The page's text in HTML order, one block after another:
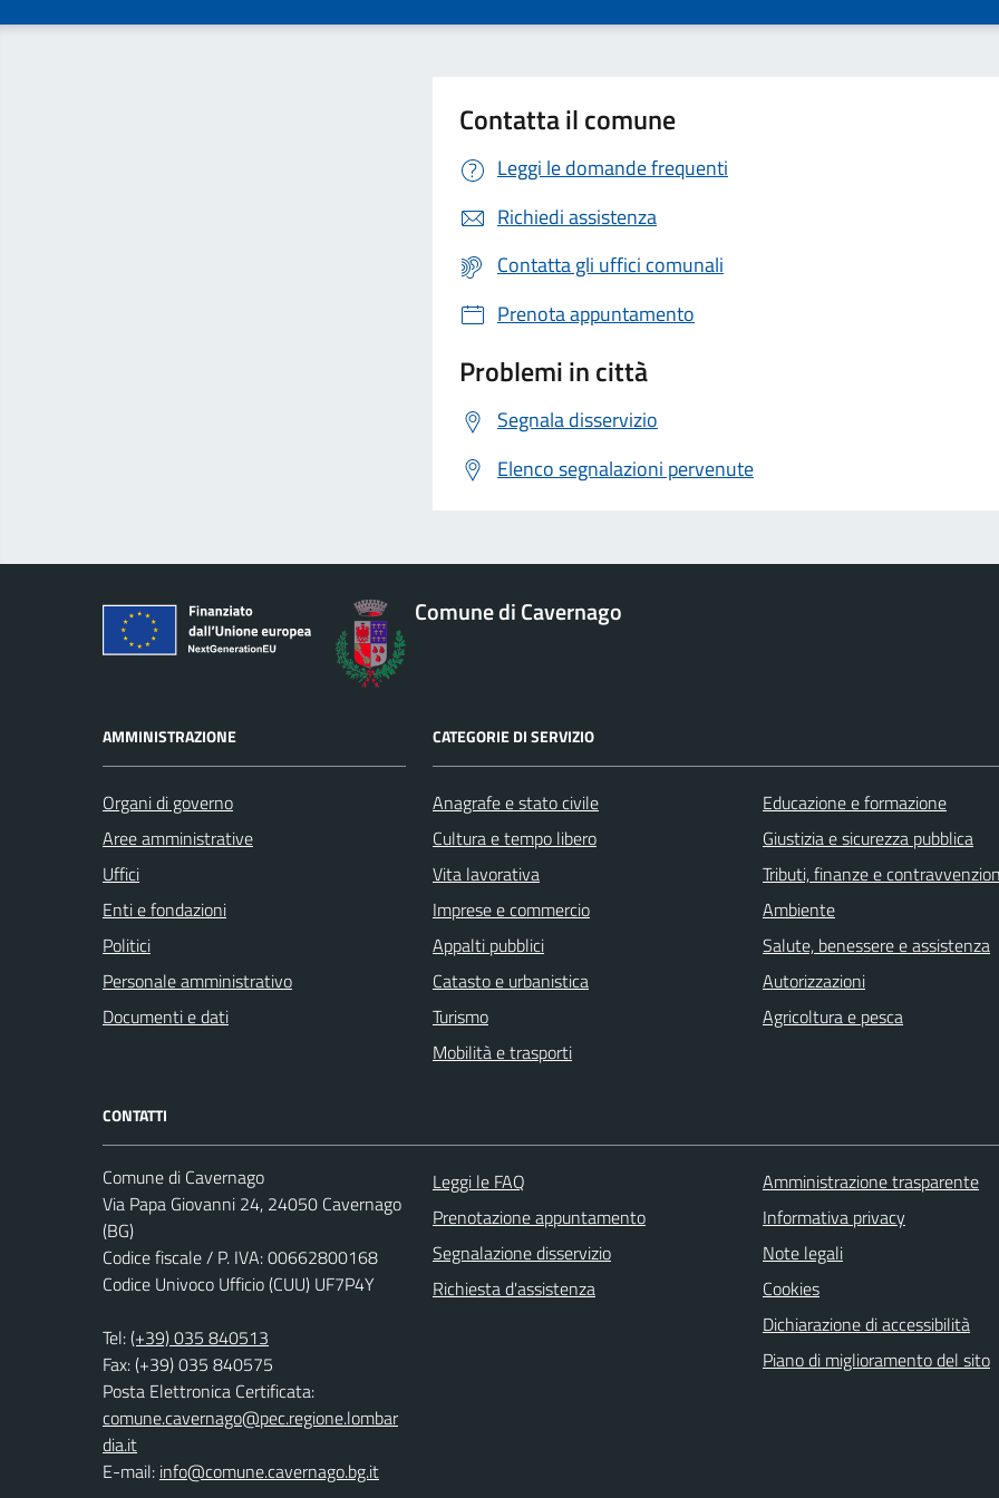
Contatta il comune
Leggi le domande frequenti
Richiedi assistenza
Contatta gli uffici comunali
Prenota appuntamento
Problemi in città
Segnala disservizio
Elenco segnalazioni pervenute
Comune di Cavernago
AMMINISTRAZIONE
Organi di governo
Aree amministrative
Uffici
Enti e fondazioni
Politici
Personale amministrativo
Documenti e dati
CATEGORIE DI SERVIZIO
Anagrafe e stato civile
Cultura e tempo libero
Vita lavorativa
Imprese e commercio
Appalti pubblici
Catasto e urbanistica
Turismo
Mobilità e trasporti
Educazione e formazione
Giustizia e sicurezza pubblica
Tributi, finanze e
Ambiente
Salute, benessere e assistenza
Autorizzazioni
Agricoltura e pesca
CONTATTI
Comune di Cavernago
Via Papa Giovanni 24, 24050 Cavernago
(BG)
Codice fiscale / P. IVA: 00662800168
Codice Univoco Ufficio (CUU) UF7P4Y
Tel:(+39) 035 840513
Fax: (+39) 035 840575
Posta Elettronica Certificata:
comune.cavernago@pec.regione.lombar
dia.it
E-mail: info@comune.cavernago.bg.it
Leggi le FAQ
Prenotazione appuntamento
Segnalazione disservizio
Richiesta d'assistenza
Amministrazione trasparente
Informativa privacy
Note legali
Cookies
Dichiarazione di accessibilità
Piano di miglioramento del sito